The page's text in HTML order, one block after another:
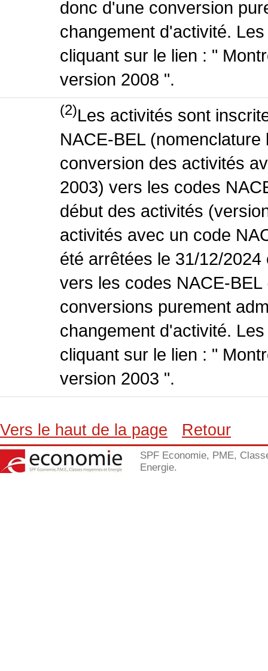
donc d'une conversion
changement d'activité.
cliquant sur le lien : "
version 2008 ".
(2)Les activités sont
NACE-BEL
conversion des activités
2003) vers les codes
début des activités
activités avec un code
été arrêtées le 31/12/
vers les codes NACE-
conversions purement
changement d'activité.
cliquant sur le lien : "
version 2003 ".
Vers le haut de la page Retour
SPF Economie, PME,
Energie.